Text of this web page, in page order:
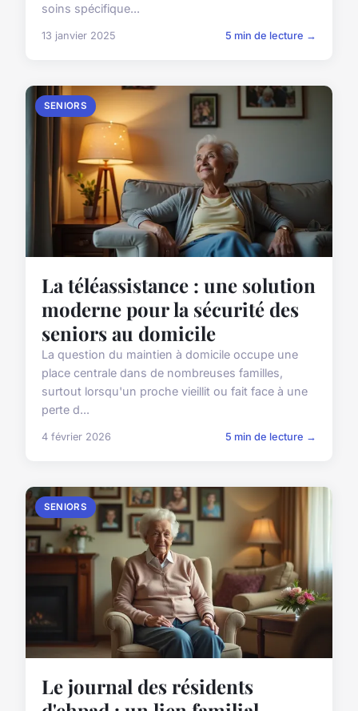
soins spécifique...
13 janvier 2025 5 min de lecture →
SENIORS
La téléassistance : une solution
moderne pour la sécurité des
seniors au domicile
La question du maintien à domicile occupe une
place centrale dans de nombreuses familles,
surtout lorsqu'un proche vieillit ou fait face à une
perte d...
4 février 2026 5 min de lecture →
SENIORS
Le journal des résidents